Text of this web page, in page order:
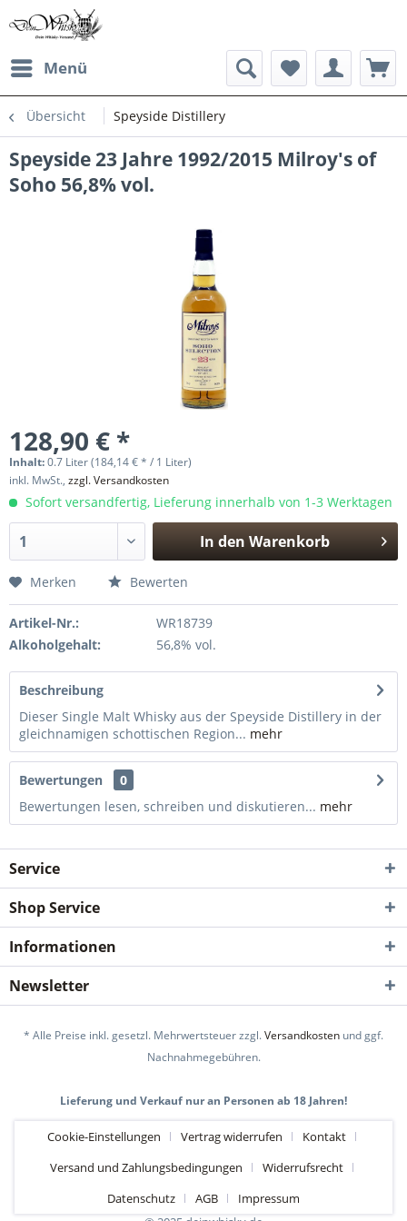
Menü
Übersicht Speyside Distillery
Speyside 23 Jahre 1992/2015 Milroy's of
Soho 56,8% vol.
128,90 € *
Inhalt:0.7 Liter (184,14 € * / 1 Liter)
inkl. MwSt., zzgl. Versandkosten
Sofort versandfertig, Lieferung innerhalb von 1-3 Werktagen
In den Warenkorb
Merken Bewerten
Artikel-Nr.:
WR18739
Alkoholgehalt:
56,8% vol.
Beschreibung
Dieser Single Malt Whisky aus der Speyside Distillery in der
gleichnamigen schottischen Region... mehr
Bewertungen
0
Bewertungen lesen, schreiben und diskutieren... mehr
Service
Shop Service
Informationen
Newsletter
* Alle Preise inkl. gesetzl. Mehrwertsteuer zzgl.Versandkosten und ggf.
Nachnahmegebühren.
Lieferung und Verkauf nur an Personen ab 18 Jahren!
Cookie-Einstellungen Vertrag widerrufen
Kontakt
Versand und Zahlungsbedingungen
Widerrufsrecht
Datenschutz
AGB
Impressum